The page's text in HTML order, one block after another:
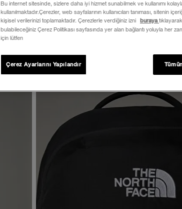
Bu internet sitesinde, sizlere daha iyi hizmet sunabilmek ve kullanımı
kullanılmaktadır.Çerezler, web sayfalarının kullanıcıları tanıması, sitenin
kişisel verilerinizi toplamaktadır. Çerezlerle verdiğiniz izni
buraya
bulabileceğiniz Çerez Politikası sayfasında yer alan bağlantı yoluyla her
için lütfen
Çerez Ayarlarını Yapılandır